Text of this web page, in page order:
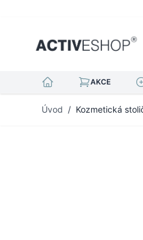
AKCE
Úvod / Kozmetická